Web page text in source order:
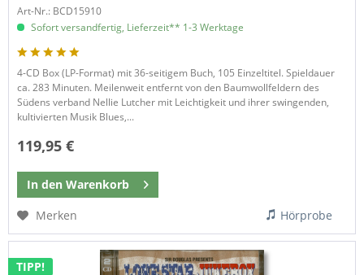
Art-Nr.: BCD15910
Sofort versandfertig, Lieferzeit** 1-3 Werktage
4-CD Box (LP-Format) mit 36-seitigem Buch, 105 Einzeltitel. Spieldauer
ca. 283 Minuten. Meilenweit entfernt von den Baumwollfeldern des
Südens verband Nellie Lutcher mit Leichtigkeit und ihrer swingenden,
kultivierten Musik Blues,...
119,95 €
In den Warenkorb
Merken
Hörprobe
TIPP!